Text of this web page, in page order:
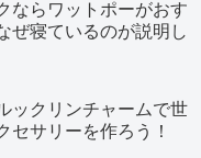
ならワットポーがおす
ぜ寝ているのが説明し
ックリンチャームで世
セサリーを作ろう！